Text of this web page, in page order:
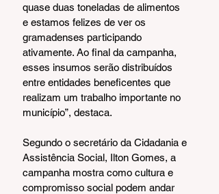
quase duas toneladas de alimentos
e estamos felizes de ver os
gramadenses participando
ativamente. Ao final da campanha,
esses insumos serão distribuídos
entre entidades beneficentes que
realizam um trabalho importante no
município”, destaca.
Segundo o secretário da Cidadania e
Assistência Social, Ilton Gomes, a
campanha mostra como cultura e
compromisso social podem andar